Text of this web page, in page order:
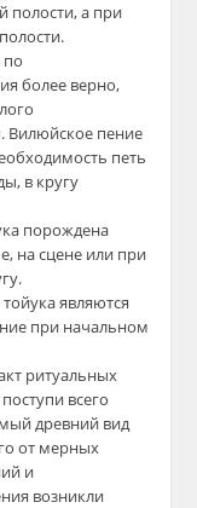
полости, а при
по
более верно,
Вилюйское пение
петь
в кругу
порождена
на сцене или при
являются
при начальном
ритуальных
всего
древний вид
от мерных
и
возникли